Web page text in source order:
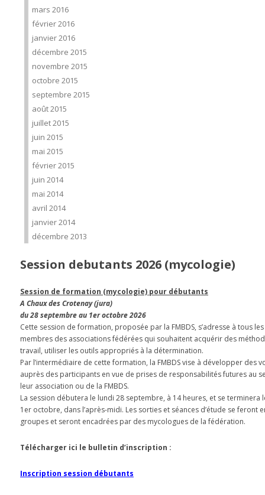
mars 2016
février 2016
janvier 2016
décembre 2015
novembre 2015
octobre 2015
septembre 2015
août 2015
juillet 2015
juin 2015
mai 2015
février 2015
juin 2014
mai 2014
avril 2014
janvier 2014
décembre 2013
Session debutants 2026 (mycologie)
Session de formation (mycologie) pour débutants
A Chaux des Crotenay (jura)
du 28 septembre au 1er octobre 2026
Cette session de formation, proposée par la FMBDS, s’adresse à tous les
membres des associations fédérées qui souhaitent acquérir des
travail, utiliser les outils appropriés à la détermination.
Par l’intermédiaire de cette formation, la FMBDS vise à développer des
auprès des participants en vue de prises de responsabilités futures au
leur association ou de la FMBDS.
La session débutera le lundi 28 septembre, à 14 heures, et se terminera
1er octobre, dans l’après-midi. Les sorties et séances d’étude se feront
groupes et seront encadrées par des mycologues de la fédération.
Télécharger ici le bulletin d’inscription :
Inscription session débutants